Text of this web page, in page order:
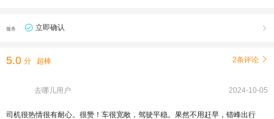
服务 立即确认 
5.0 分 超棒 2条评论 
去哪儿用户 2024-10-05
司机很热情很有耐心。很赞！车很宽敞，驾驶平稳。果然不用赶早，错峰出行